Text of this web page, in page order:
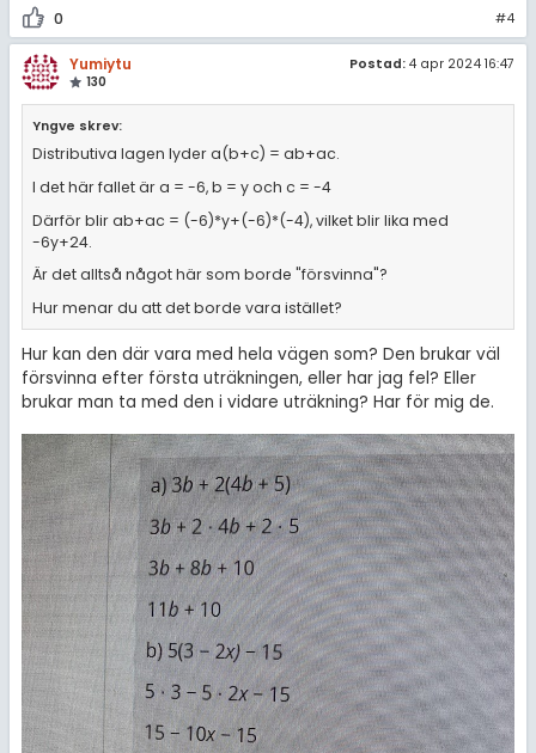
0 #4
Yumiytu
130
Postad: 4 apr 2024 16:47
Yngve skrev:
Distributiva lagen lyder a(b+c) = ab+ac.
I det här fallet är a = -6, b = y och c = -4
Därför blir ab+ac = (-6)*y+(-6)*(-4), vilket blir lika med
-6y+24.
Är det alltså något här som borde "försvinna"?
Hur menar du att det borde vara istället?
Hur kan den där vara med hela vägen som? Den brukar väl
försvinna efter första uträkningen, eller har jag fel? Eller
brukar man ta med den i vidare uträkning? Har för mig de.